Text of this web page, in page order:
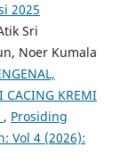
2025
Sri
Noer Kumala
CACING KREMI
, Prosiding
Vol 4 (2026):